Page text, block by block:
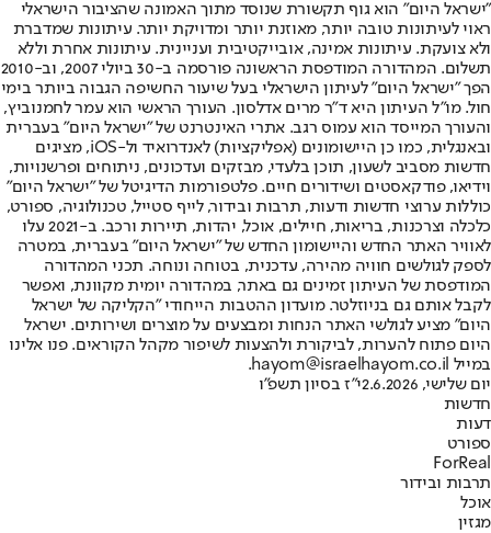
"ישראל היום" הוא גוף תקשורת שנוסד מתוך האמונה שהציבור הישראלי
ראוי לעיתונות טובה יותר, מאוזנת יותר ומדויקת יותר. עיתונות שמדברת
ולא צועקת. עיתונות אמינה, אובייקטיבית ועניינית. עיתונות אחרת וללא
תשלום. המהדורה המודפסת הראשונה פורסמה ב-30 ביולי 2007, וב-2010
הפך "ישראל היום" לעיתון הישראלי בעל שיעור החשיפה הגבוה ביותר בימי
חול. מו"ל העיתון היא ד"ר מרים אדלסון. העורך הראשי הוא עמר לחמנוביץ,
והעורך המייסד הוא עמוס רגב. אתרי האינטרנט של "ישראל היום" בעברית
ובאנגלית, כמו כן היישומונים (אפליקציות) לאנדרואיד ול-iOS, מציגים
חדשות מסביב לשעון, תוכן בלעדי, מבזקים ועדכונים, ניתוחים ופרשנויות,
וידיאו, פודקאסטים ושידורים חיים. פלטפורמות הדיגיטל של "ישראל היום"
כוללות ערוצי חדשות ודעות, תרבות ובידור, לייף סטייל, טכנולוגיה, ספורט,
כלכלה וצרכנות, בריאות, חיילים, אוכל, יהדות, תיירות ורכב. ב-2021 עלו
לאוויר האתר החדש והיישומון החדש של "ישראל היום" בעברית, במטרה
לספק לגולשים חוויה מהירה, עדכנית, בטוחה ונוחה. תכני המהדורה
המודפסת של העיתון זמינים גם באתר, במהדורה יומית מקוונת, ואפשר
לקבל אותם גם בניוזלטר. מועדון ההטבות הייחודי "הקליקה של ישראל
היום" מציע לגולשי האתר הנחות ומבצעים על מוצרים ושירותים. ישראל
היום פתוח להערות, לביקורת ולהצעות לשיפור מקהל הקוראים. פנו אלינו
במייל hayom@israelhayom.co.il.
יום שלישי, 2.6.2026
י"ז בסיון תשפ"ו
חדשות
דעות
ספורט
ForReal
תרבות ובידור
אוכל
מגזין